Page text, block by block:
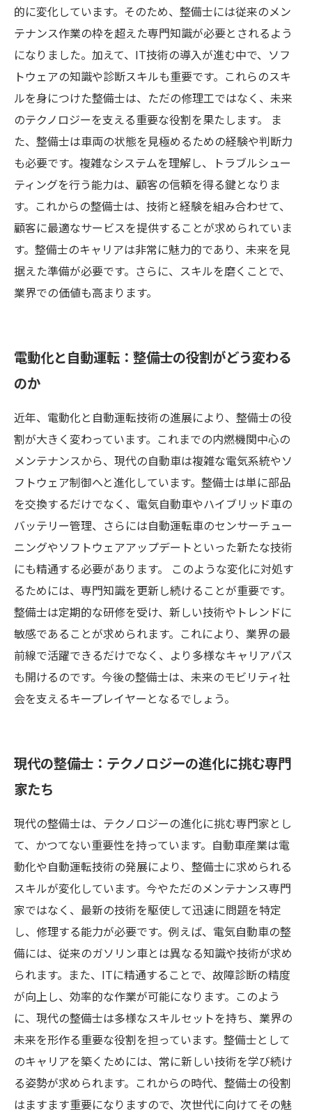
的に変化しています。そのため、整備士には従来のメン
テナンス作業の枠を超えた専門知識が必要とされるよう
になりました。加えて、IT技術の導入が進む中で、ソフ
トウェアの知識や診断スキルも重要です。これらのスキ
ルを身につけた整備士は、ただの修理工ではなく、未来
のテクノロジーを支える重要な役割を果たします。 ま
た、整備士は車両の状態を見極めるための経験や判断力
も必要です。複雑なシステムを理解し、トラブルシュー
ティングを行う能力は、顧客の信頼を得る鍵となりま
す。これからの整備士は、技術と経験を組み合わせて、
顧客に最適なサービスを提供することが求められていま
す。整備士のキャリアは非常に魅力的であり、未来を見
据えた準備が必要です。さらに、スキルを磨くことで、
業界での価値も高まります。
電動化と自動運転：整備士の役割がどう変わる
のか
近年、電動化と自動運転技術の進展により、整備士の役
割が大きく変わっています。これまでの内燃機関中心の
メンテナンスから、現代の自動車は複雑な電気系統やソ
フトウェア制御へと進化しています。整備士は単に部品
を交換するだけでなく、電気自動車やハイブリッド車の
バッテリー管理、さらには自動運転車のセンサーチュー
ニングやソフトウェアアップデートといった新たな技術
にも精通する必要があります。 このような変化に対処す
るためには、専門知識を更新し続けることが重要です。
整備士は定期的な研修を受け、新しい技術やトレンドに
敏感であることが求められます。これにより、業界の最
前線で活躍できるだけでなく、より多様なキャリアパス
も開けるのです。今後の整備士は、未来のモビリティ社
会を支えるキープレイヤーとなるでしょう。
現代の整備士：テクノロジーの進化に挑む専門
家たち
現代の整備士は、テクノロジーの進化に挑む専門家とし
て、かつてない重要性を持っています。自動車産業は電
動化や自動運転技術の発展により、整備士に求められる
スキルが変化しています。今やただのメンテナンス専門
家ではなく、最新の技術を駆使して迅速に問題を特定
し、修理する能力が必要です。例えば、電気自動車の整
備には、従来のガソリン車とは異なる知識や技術が求め
られます。また、ITに精通することで、故障診断の精度
が向上し、効率的な作業が可能になります。このよう
に、現代の整備士は多様なスキルセットを持ち、業界の
未来を形作る重要な役割を担っています。整備士として
のキャリアを築くためには、常に新しい技術を学び続け
る姿勢が求められます。これからの時代、整備士の役割
はますます重要になりますので、次世代に向けてその魅